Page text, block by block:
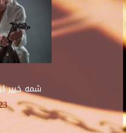
شمه خبير